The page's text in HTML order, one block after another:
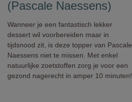
(Pascale Naessens)
Wanneer je een fantastisch lekker
dessert wil voorbereiden maar in
tijdsnood zit, is deze topper van Pascale
Naessens niet te missen. Met enkel
natuurlijke zoetstoffen zorg je voor een
gezond nagerecht in amper 10 minuten!